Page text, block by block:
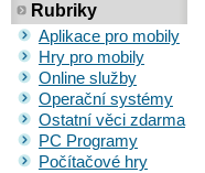
Rubriky
Aplikace pro mobily
Hry pro mobily
Online služby
Operační systémy
Ostatní věci zdarma
PC Programy
Počítačové hry